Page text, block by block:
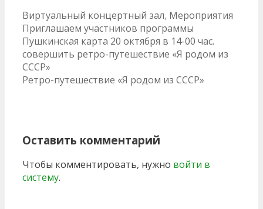
Рубрики
Виртуальный концертный зал, Мероприятия
Навигация
по
записям
Приглашаем участников программы
Пушкинская карта 20 октября в 14-00 час.
совершить ретро-путешествие «Я родом из
СССР»
Ретро-путешествие «Я родом из СССР»
Оставить комментарий
Чтобы комментировать, нужно войти в
систему.